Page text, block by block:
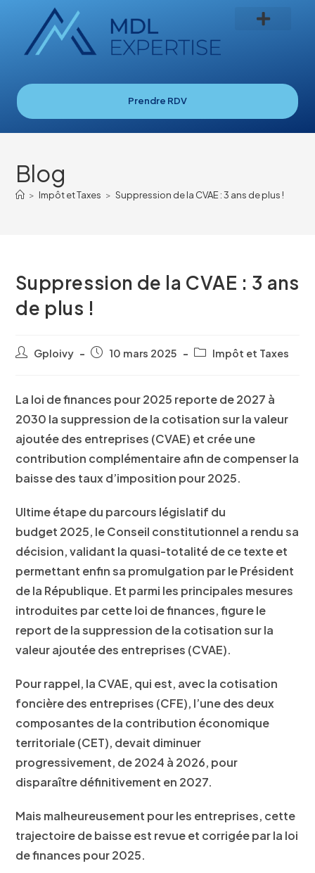
Prendre RDV
Blog
> Impôt et Taxes > Suppression de la CVAE : 3 ans de plus !
Suppression de la CVAE : 3 ans
de plus !
Gploivy 10 mars 2025 Impôt et Taxes
La loi de finances pour 2025 reporte de 2027 à
2030 la suppression de la cotisation sur la valeur
ajoutée des entreprises (CVAE) et crée une
contribution complémentaire afin de compenser la
baisse des taux d’imposition pour 2025.
Ultime étape du parcours législatif du
budget 2025, le Conseil constitutionnel a rendu sa
décision, validant la quasi-totalité de ce texte et
permettant enfin sa promulgation par le Président
de la République. Et parmi les principales mesures
introduites par cette loi de finances, figure le
report de la suppression de la cotisation sur la
valeur ajoutée des entreprises (CVAE).
Pour rappel, la CVAE, qui est, avec la cotisation
foncière des entreprises (CFE), l’une des deux
composantes de la contribution économique
territoriale (CET), devait diminuer
progressivement, de 2024 à 2026, pour
disparaître définitivement en 2027.
Mais malheureusement pour les entreprises, cette
trajectoire de baisse est revue et corrigée par la loi
de finances pour 2025.